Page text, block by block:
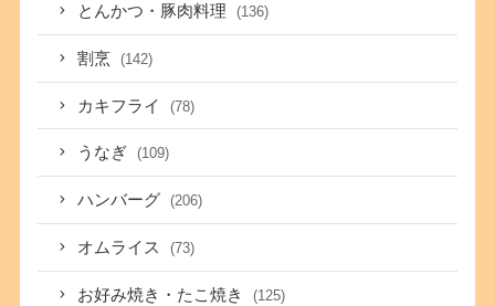
とんかつ・豚肉料理 (136)
割烹 (142)
カキフライ (78)
うなぎ (109)
ハンバーグ (206)
オムライス (73)
お好み焼き・たこ焼き (125)